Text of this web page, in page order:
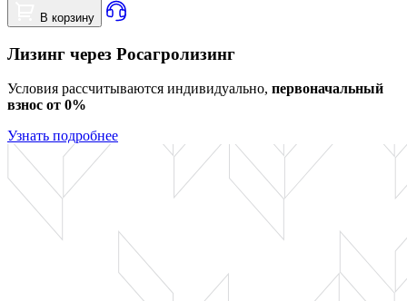
В корзину
Лизинг через Росагролизинг
Условия рассчитываются индивидуально, первоначальный
взнос от 0%
Узнать подробнее